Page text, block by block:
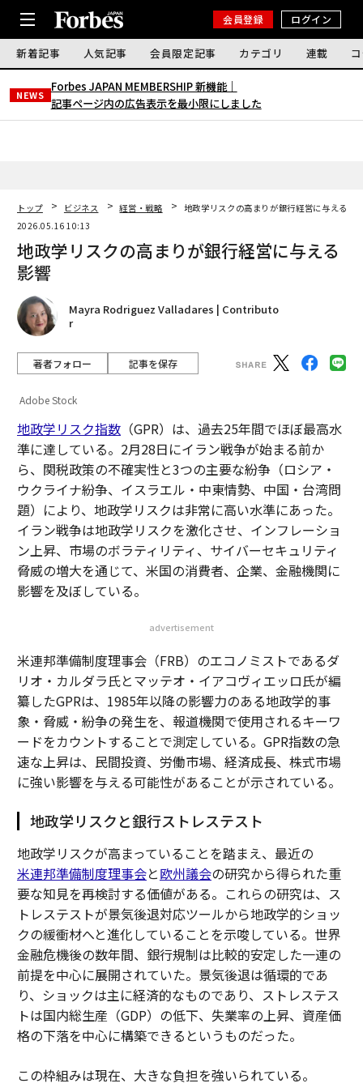
会員登録 ログイン
新着記事 人気記事 会員限定記事 カテゴリ 連載
NEWS
Forbes JAPAN MEMBERSHIP 新機能｜
記事ページ内の広告表示を最小限にしました
トップ ビジネス 経営・戦略
地政学リスクの高まりが銀行経営に与える影
2026.05.16 10:13
地政学リスクの高まりが銀行経営に与える
影響
Mayra Rodriguez Valladares | Contributo
r
著者フォロー 記事を保存
Adobe Stock
地政学リスク指数（GPR）は、過去25年間でほぼ最高水
準に達している。2月28日にイラン戦争が始まる前か
ら、関税政策の不確実性と3つの主要な紛争（ロシア・
ウクライナ紛争、イスラエル・中東情勢、中国・台湾問
題）により、地政学リスクは非常に高い水準にあった。
イラン戦争は地政学リスクを激化させ、インフレーショ
ン上昇、市場のボラティリティ、サイバーセキュリティ
脅威の増大を通じて、米国の消費者、企業、金融機関に
影響を及ぼしている。
advertisement
米連邦準備制度理事会（FRB）のエコノミストであるダ
リオ・カルダラ氏とマッテオ・イアコヴィエッロ氏が編
纂したGPRは、1985年以降の影響力のある地政学的事
象・脅威・紛争の発生を、報道機関で使用されるキーワ
ードをカウントすることで測定している。GPR指数の急
速な上昇は、民間投資、労働市場、経済成長、株式市場
に強い影響を与える可能性があることが示されている。
地政学リスクと銀行ストレステスト
地政学リスクが高まっていることを踏まえ、最近の
米連邦準備制度理事会と欧州議会の研究から得られた重
要な知見を再検討する価値がある。これらの研究は、ス
トレステストが景気後退対応ツールから地政学的ショッ
クの緩衝材へと進化していることを示唆している。世界
金融危機後の数年間、銀行規制は比較的安定した一連の
前提を中心に展開されていた。景気後退は循環的であ
り、ショックは主に経済的なものであり、ストレステス
トは国内総生産（GDP）の低下、失業率の上昇、資産価
格の下落を中心に構築できるというものだった。
この枠組みは現在、大きな負担を強いられている。